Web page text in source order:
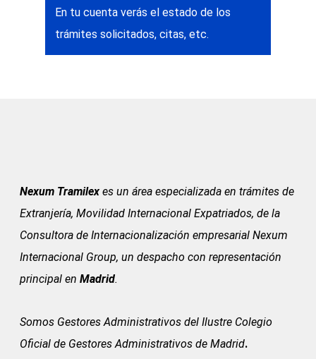
En tu cuenta verás el estado de los
trámites solicitados, citas, etc.
Nexum Tramilex es un área especializada en trámites de
Extranjería, Movilidad Internacional Expatriados, de la
Consultora de Internacionalización empresarial Nexum
Internacional Group, un despacho con representación
principal en Madrid.
Somos Gestores Administrativos del Ilustre Colegio
Oficial de Gestores Administrativos de Madrid.